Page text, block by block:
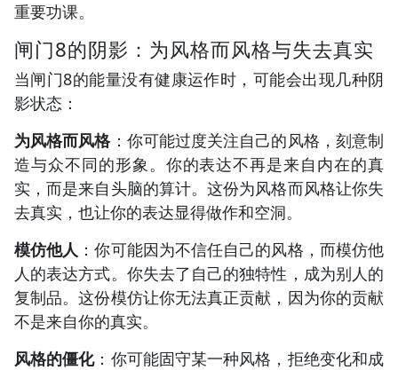
重要功课。
闸门8的阴影：为风格而风格与失去真实
当闸门8的能量没有健康运作时，可能会出现几种阴
影状态：
为风格而风格：你可能过度关注自己的风格，刻意制
造与众不同的形象。你的表达不再是来自内在的真
实，而是来自头脑的算计。这份为风格而风格让你失
去真实，也让你的表达显得做作和空洞。
模仿他人 ：你可能因为不信任自己的风格，而模仿他
人的表达方式。你失去了自己的独特性，成为别人的
复制品。这份模仿让你无法真正贡献，因为你的贡献
不是来自你的真实。
风格的僵化：你可能固守某一种风格，拒绝变化和成